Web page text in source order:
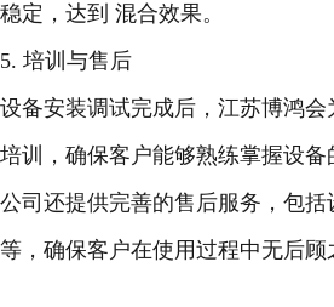
稳定，达到 混合效果。
5. 培训与售后
设备安装调试完成后，江苏博鸿
培训，确保客户能够熟练掌握设备
公司还提供完善的售后服务，包
等，确保客户在使用过程中无后顾